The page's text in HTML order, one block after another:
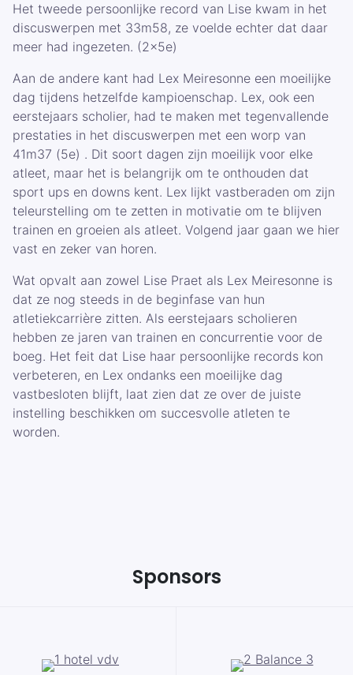
Het tweede persoonlijke record van Lise kwam in het
discuswerpen met 33m58, ze voelde echter dat daar
meer had ingezeten. (2x5e)
Aan de andere kant had Lex Meiresonne een moeilijke
dag tijdens hetzelfde kampioenschap. Lex, ook een
eerstejaars scholier, had te maken met tegenvallende
prestaties in het discuswerpen met een worp van
41m37 (5e) . Dit soort dagen zijn moeilijk voor elke
atleet, maar het is belangrijk om te onthouden dat
sport ups en downs kent. Lex lijkt vastberaden om zijn
teleurstelling om te zetten in motivatie om te blijven
trainen en groeien als atleet. Volgend jaar gaan we hier
vast en zeker van horen.
Wat opvalt aan zowel Lise Praet als Lex Meiresonne is
dat ze nog steeds in de beginfase van hun
atletiekcarrière zitten. Als eerstejaars scholieren
hebben ze jaren van trainen en concurrentie voor de
boeg. Het feit dat Lise haar persoonlijke records kon
verbeteren, en Lex ondanks een moeilijke dag
vastbesloten blijft, laat zien dat ze over de juiste
instelling beschikken om succesvolle atleten te
worden.
Sponsors